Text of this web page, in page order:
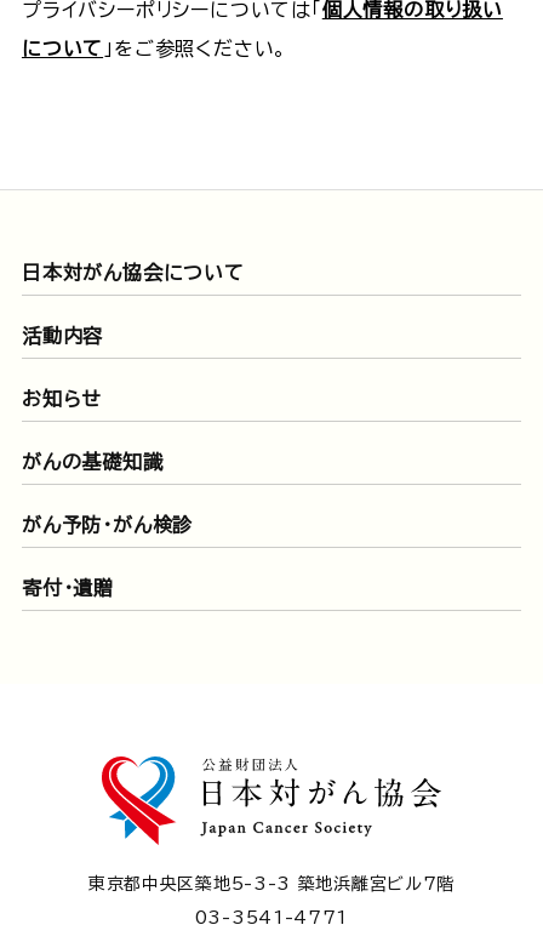
プライバシーポリシーについては「個人情報の取り扱い
について 」をご参照ください。
日本対がん協会について
活動内容
お知らせ
がんの基礎知識
がん予防・がん検診
寄付・遺贈
東京都中央区築地5-3-3 築地浜離宮ビル7階
03-3541-4771